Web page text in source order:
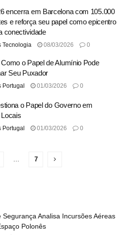
encerra em Barcelona com 105.000
e reforça seu papel como epicentro
conectividade
Tecnologia 08/03/2026 0
o Papel de Alumínio Pode
Seu Puxador
Portugal 01/03/2026 0
o Papel do Governo em
Portugal 01/03/2026 0
… 7
Segurança Analisa Incursões Aéreas
Polonês